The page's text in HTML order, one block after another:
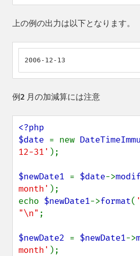
上の例の出力は以下となります。
2006-12-13
例2 月の加減算には注意
<?php
$date = new
12-31' );
$newDate1 = $date->
month' );
echo $newDate1->format(
"\n" ;
$newDate2 = $newDate1->
month' );